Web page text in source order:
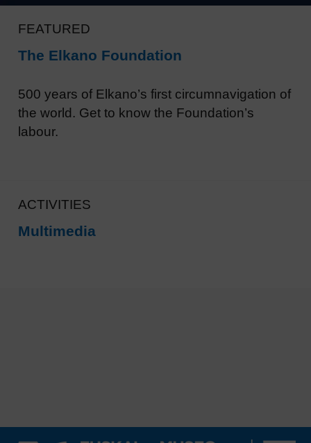
FEATURED
The Elkano Foundation
500 years of Elkano’s first circumnavigation of
the world. Get to know the Foundation’s
labour.
ACTIVITIES
Multimedia